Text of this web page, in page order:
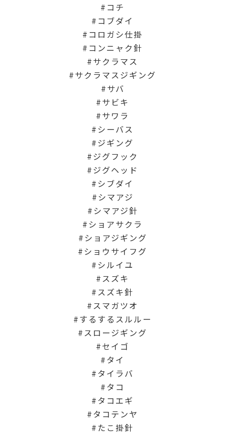
コチ
コブダイ
コロガシ仕掛
コンニャク針
サクラマス
サクラマスジギング
サバ
サビキ
サワラ
シーバス
ジギング
ジグフック
ジグヘッド
シブダイ
シマアジ
シマアジ針
ショアサクラ
ショアジギング
ショウサイフグ
シルイユ
スズキ
スズキ針
スマガツオ
するするスルルー
スロージギング
セイゴ
タイ
タイラバ
タコ
タコエギ
タコテンヤ
たこ掛針